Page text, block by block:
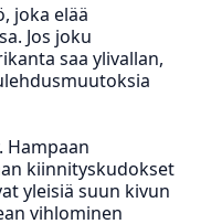
joka elää
Jos joku
saa ylivallan,
Hampaan
kiinnityskudokset
yleisiä suun kivun
vihlominen